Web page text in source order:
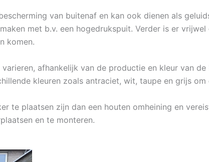
van buitenaf en kan ook dienen als
met b.v. een hogedrukspuit. Verder is er
komen.
afhankelijk van de productie en kleur van
kleuren zoals antraciet, wit, taupe en grijs
te plaatsen zijn dan een houten omheining en
en te monteren.